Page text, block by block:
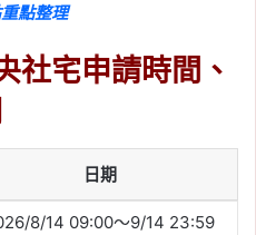
點整理
社宅申請時間、
日期
8/14 09:00～9/14 23:59